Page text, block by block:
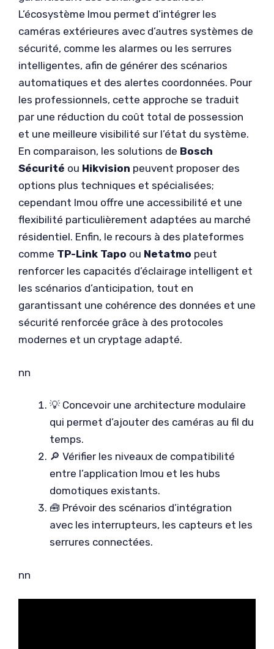
L’écosystème Imou permet d’intégrer les
caméras extérieures avec d’autres systèmes de
sécurité, comme les alarmes ou les serrures
intelligentes, afin de générer des scénarios
automatiques et des alertes coordonnées. Pour
les professionnels, cette approche se traduit
par une réduction du coût total de possession
et une meilleure visibilité sur l’état du système.
En comparaison, les solutions de Bosch
Sécurité ou Hikvision peuvent proposer des
options plus techniques et spécialisées;
cependant Imou offre une accessibilité et une
flexibilité particulièrement adaptées au marché
résidentiel. Enfin, le recours à des plateformes
comme TP-Link Tapo ou Netatmo peut
renforcer les capacités d’éclairage intelligent et
les scénarios d’anticipation, tout en
garantissant une cohérence des données et une
sécurité renforcée grâce à des protocoles
modernes et un cryptage adapté.
nn
💡 Concevoir une architecture modulaire
qui permet d’ajouter des caméras au fil du
temps.
🔎 Vérifier les niveaux de compatibilité
entre l’application Imou et les hubs
domotiques existants.
🧰 Prévoir des scénarios d’intégration
avec les interrupteurs, les capteurs et les
serrures connectées.
nn